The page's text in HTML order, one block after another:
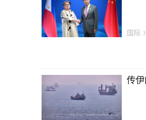
国际
传